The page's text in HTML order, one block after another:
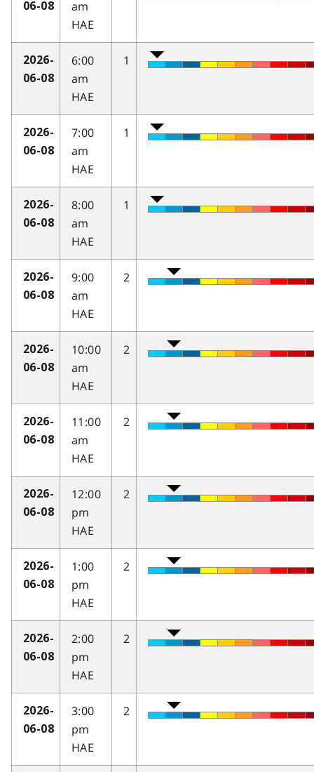
06-08
am
HAE
2026-
06-08
6:00
am
HAE
1
2026-
06-08
7:00
am
HAE
1
2026-
06-08
8:00
am
HAE
1
2026-
06-08
9:00
am
HAE
2
2026-
06-08
10:00
am
HAE
2
2026-
06-08
11:00
am
HAE
2
2026-
06-08
12:00
pm
HAE
2
2026-
06-08
1:00
pm
HAE
2
2026-
06-08
2:00
pm
HAE
2
2026-
06-08
3:00
pm
HAE
2